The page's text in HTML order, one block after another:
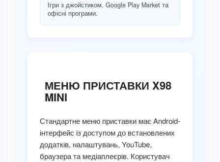
Ігри з джойстиком, Google Play Market та
офісні програми.
МЕНЮ ПРИСТАВКИ X98
MINI
Стандартне меню приставки має Android-
інтерфейс із доступом до встановлених
додатків, налаштувань, YouTube,
браузера та медіаплеєрів. Користувач